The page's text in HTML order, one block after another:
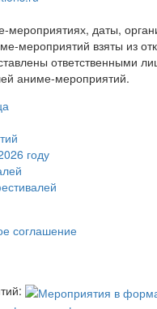
даты,
мероприятий взяты из
ответственными
аниме-мероприятий.
году
соглашение